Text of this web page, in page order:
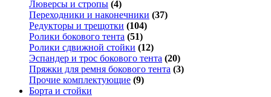
Люверсы и стропы (4)
Переходники и наконечники (37)
Редукторы и трещотки (104)
Ролики бокового тента (51)
Ролики сдвижной стойки (12)
Эспандер и трос бокового тента (20)
Пряжки для ремня бокового тента (3)
Прочие комплектующие (9)
Борта и стойки